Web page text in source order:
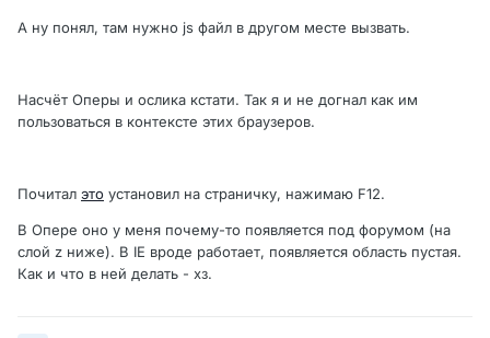
А ну понял, там нужно js файл в другом месте вызвать.
Насчёт Оперы и ослика кстати. Так я и не догнал как им
пользоваться в контексте этих браузеров.
Почитал это установил на страничку, нажимаю F12.
В Опере оно у меня почему-то появляется под форумом (на
слой z ниже). В IE вроде работает, появляется область пустая.
Как и что в ней делать - хз.